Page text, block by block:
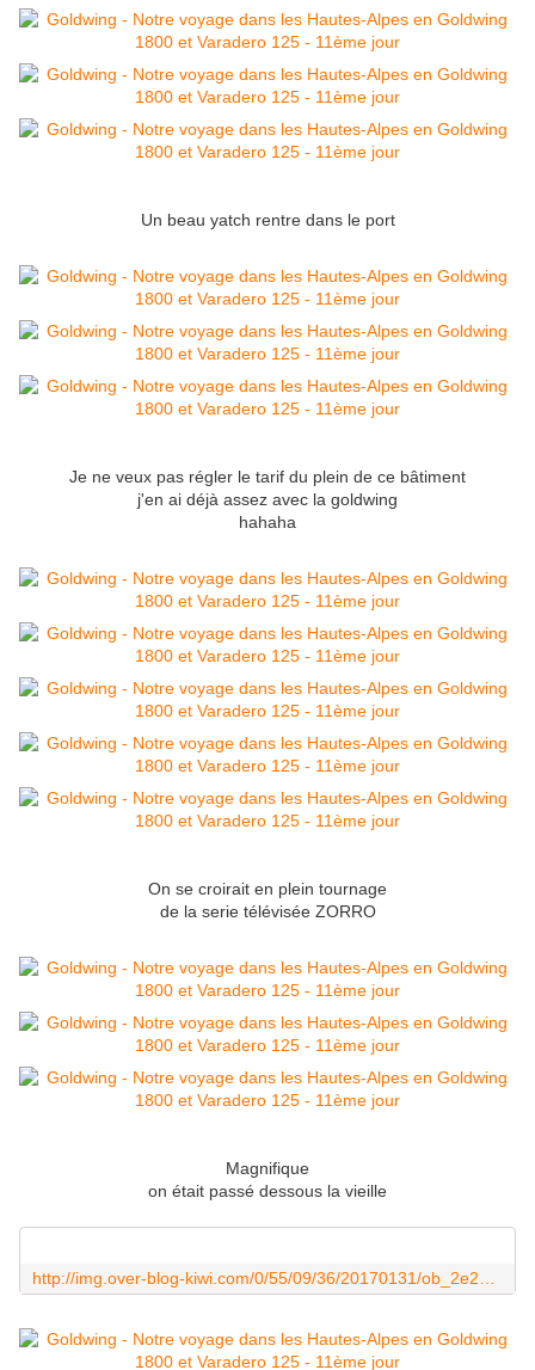
Un beau yatch rentre dans le port
Je ne veux pas régler le tarif du plein de ce bâtiment
j'en ai déjà assez avec la goldwing
hahaha
On se croirait en plein tournage
de la serie télévisée ZORRO
Magnifique
on était passé dessous la vieille